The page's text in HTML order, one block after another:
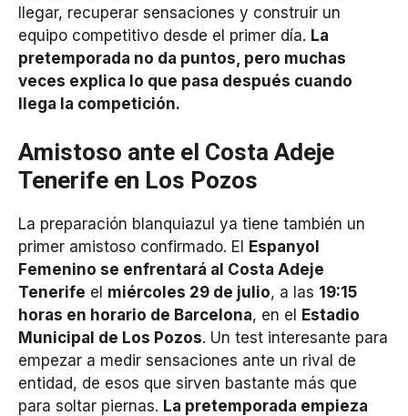
llegar, recuperar sensaciones y construir un
equipo competitivo desde el primer día. La
pretemporada no da puntos, pero muchas
veces explica lo que pasa después cuando
llega la competición.
Amistoso ante el Costa Adeje
Tenerife en Los Pozos
La preparación blanquiazul ya tiene también un
primer amistoso confirmado. El
Espanyol
Femenino se enfrentará al Costa Adeje
Tenerife el miércoles 29 de julio, a las 19:15
horas en horario de Barcelona, en el
Estadio
Municipal de Los Pozos. Un test interesante para
empezar a medir sensaciones ante un rival de
entidad, de esos que sirven bastante más que
para soltar piernas. La pretemporada empieza